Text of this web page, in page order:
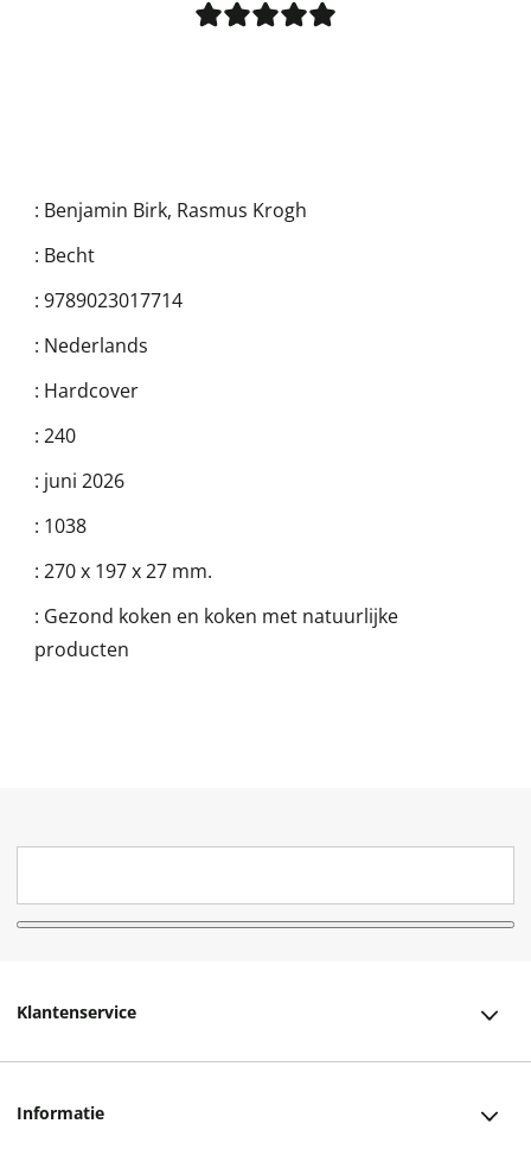
: Benjamin Birk, Rasmus Krogh
: Becht
: 9789023017714
: Nederlands
: Hardcover
: 240
: juni 2026
: 1038
: 270 x 197 x 27 mm.
: Gezond koken en koken met natuurlijke
producten
Klantenservice
Informatie